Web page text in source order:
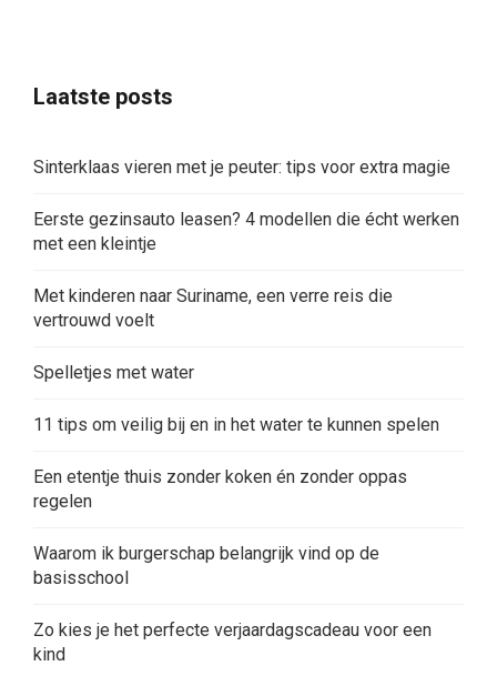
Laatste posts
Sinterklaas vieren met je peuter: tips voor extra magie
Eerste gezinsauto leasen? 4 modellen die écht werken
met een kleintje
Met kinderen naar Suriname, een verre reis die
vertrouwd voelt
Spelletjes met water
11 tips om veilig bij en in het water te kunnen spelen
Een etentje thuis zonder koken én zonder oppas
regelen
Waarom ik burgerschap belangrijk vind op de
basisschool
Zo kies je het perfecte verjaardagscadeau voor een
kind